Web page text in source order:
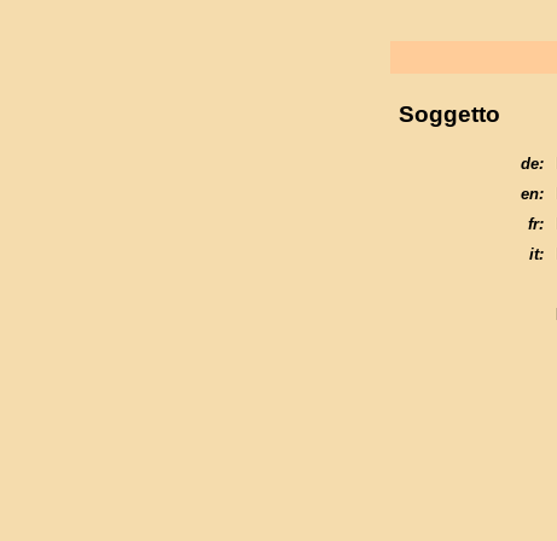
Soggetto
de:
en:
fr:
it: